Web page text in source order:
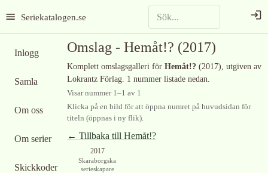
Seriekatalogen.se
Inlogg
Samla
Om oss
Om serier
Skickkoder
Omslag - Hemåt!? (2017)
Komplett omslagsgalleri för Hemåt!? (2017), utgiven av
Lokrantz Förlag. 1 nummer listade nedan.
Visar nummer 1–1 av 1
Klicka på en bild för att öppna numret på huvudsidan för
titeln (öppnas i ny flik).
← Tillbaka till Hemåt!?
2017
Skaraborgska
serieskapare